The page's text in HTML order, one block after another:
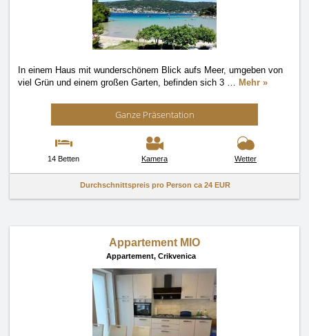
In einem Haus mit wunderschönem Blick aufs Meer, umgeben von
viel Grün und einem großen Garten, befinden sich 3 … Mehr »
Ganze Präsentation
14 Betten Kamera Wetter
Durchschnittspreis pro Person ca 24 EUR
Appartement MIO
Appartement, Crikvenica